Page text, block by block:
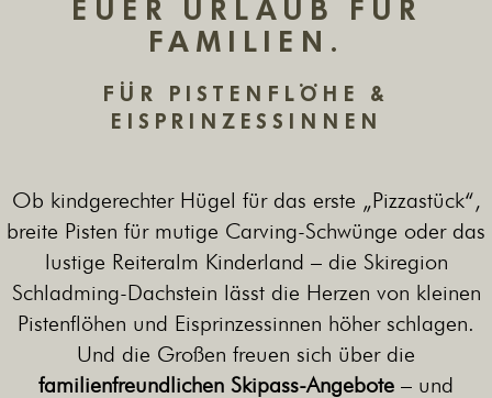
EUER URLAUB FÜR
FAMILIEN.
FÜR PISTENFLÖHE &
EISPRINZESSINNEN
Ob kindgerechter Hügel für das erste „Pizzastück“,
breite Pisten für mutige Carving-Schwünge oder das
lustige Reiteralm Kinderland – die Skiregion
Schladming-Dachstein lässt die Herzen von kleinen
Pistenflöhen und Eisprinzessinnen höher schlagen.
Und die Großen freuen sich über die
familienfreundlichen Skipass-Angebote – und